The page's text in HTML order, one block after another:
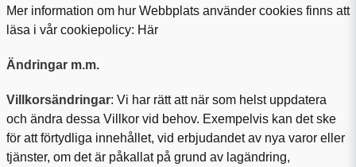
Mer information om hur Webbplats använder cookies finns att
läsa i vår cookiepolicy: Här
Ändringar m.m.
Villkorsändringar: Vi har rätt att när som helst uppdatera
och ändra dessa Villkor vid behov. Exempelvis kan det ske
för att förtydliga innehållet, vid erbjudandet av nya varor eller
tjänster, om det är påkallat på grund av lagändring,